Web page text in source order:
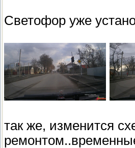
Светофор уже
так же, изменится